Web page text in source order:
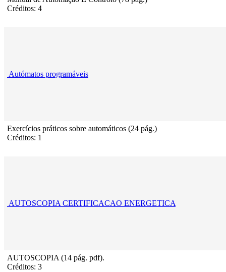
Créditos: 4
Autómatos programáveis
Exercícios práticos sobre automáticos (24 pág.)
Créditos: 1
AUTOSCOPIA CERTIFICACAO ENERGETICA
AUTOSCOPIA (14 pág. pdf).
Créditos: 3